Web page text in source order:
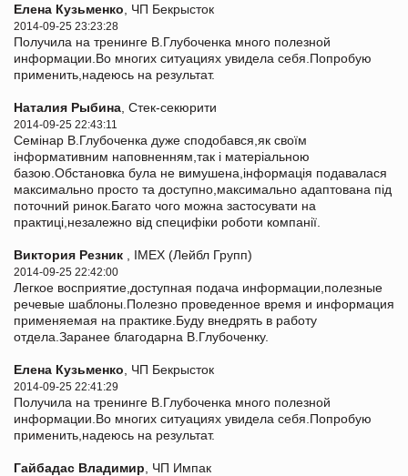
Елена Кузьменко , ЧП Бекрысток
2014-09-25 23:23:28
Получила на тренинге В.Глубоченка много полезной
информации.Во многих ситуациях увидела себя.Попробую
применить,надеюсь на результат.
Наталия Рыбина , Стек-секюрити
2014-09-25 22:43:11
Семінар В.Глубоченка дуже сподобався,як своїм
інформативним наповненням,так і матеріальною
базою.Обстановка була не вимушена,інформація подавалася
максимально просто та доступно,максимально адаптована під
поточний ринок.Багато чого можна застосувати на
практиці,незалежно від специфіки роботи компанії.
Виктория Резник , IMEX (Лейбл Групп)
2014-09-25 22:42:00
Легкое восприятие,доступная подача информации,полезные
речевые шаблоны.Полезно проведенное время и информация
применяемая на практике.Буду внедрять в работу
отдела.Заранее благодарна В.Глубоченку.
Елена Кузьменко , ЧП Бекрысток
2014-09-25 22:41:29
Получила на тренинге В.Глубоченка много полезной
информации.Во многих ситуациях увидела себя.Попробую
применить,надеюсь на результат.
Гайбадас Владимир , ЧП Импак